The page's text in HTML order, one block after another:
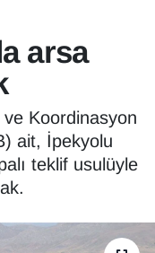
arsa
ve Koordinasyon
ait, İpekyolu
teklif usulüyle